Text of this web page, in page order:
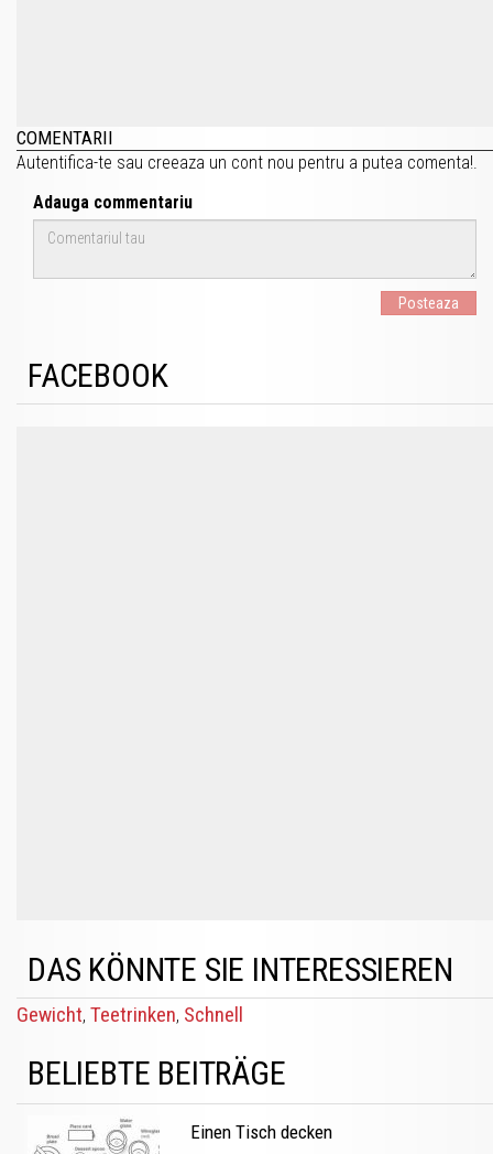
COMENTARII
Autentifica-te sau creeaza un cont nou pentru a putea comenta!.
Adauga commentariu
Posteaza
FACEBOOK
DAS KÖNNTE SIE INTERESSIEREN
Gewicht, Teetrinken, Schnell
BELIEBTE BEITRÄGE
Einen Tisch decken